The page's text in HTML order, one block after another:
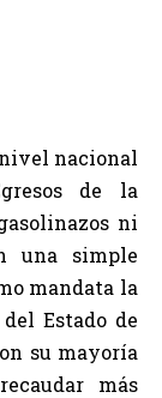
nacional
de la
ni
una simple
mandata la
Estado de
su mayoría
más